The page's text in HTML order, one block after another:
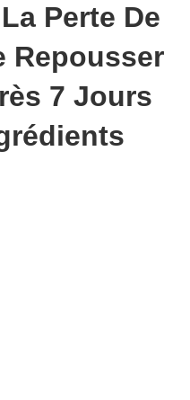
Perte De
Repousser
7 Jours